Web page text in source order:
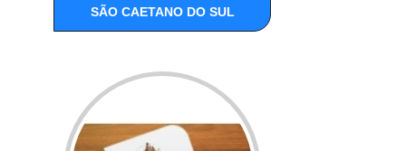
SÃO CAETANO DO SUL